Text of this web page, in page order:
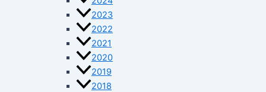
2023
2022
2021
2020
2019
2018